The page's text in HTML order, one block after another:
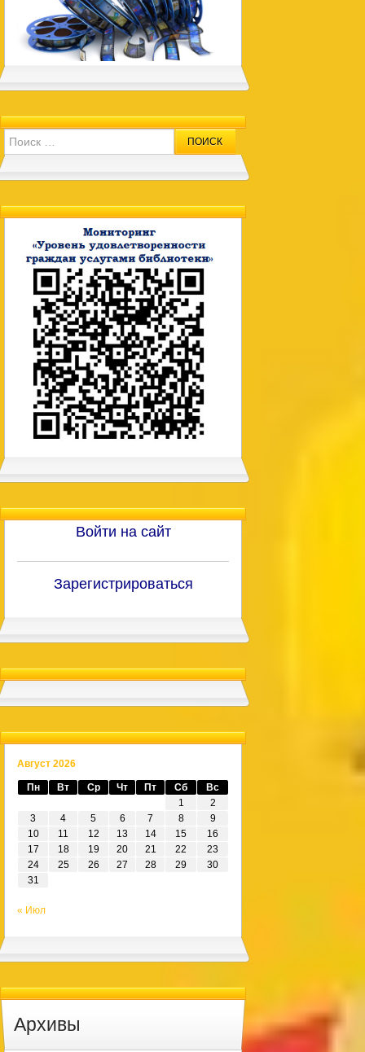
Search for:
Войти на сайт
Зарегистрироваться
Август 2026
Пн Вт Ср Чт Пт Сб
Вс
1
2
3
4 5 6 7 8
9
10
11 12 13 14 15
16
17
18 19 20 21 22
23
24
25 26 27 28 29
30
31
« Июл
Архивы